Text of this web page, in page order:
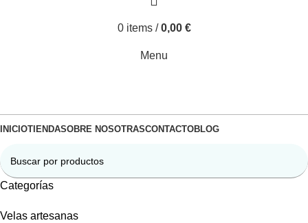
0 items / 0,00 €
Menu
INICIOTIENDASOBRE NOSOTRASCONTACTOBLOG
Categorías
Velas artesanas